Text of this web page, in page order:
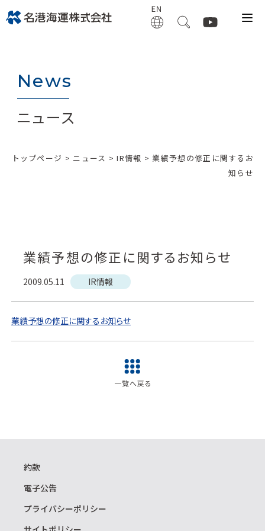
News
ニュース
トップページ > ニュース >IR情報 > 業績予想の修正に関するお
知らせ
業績予想の修正に関するお知らせ
2009.05.11 IR情報
業績予想の修正に関するお知らせ
約款
電子公告
プライバシーポリシー